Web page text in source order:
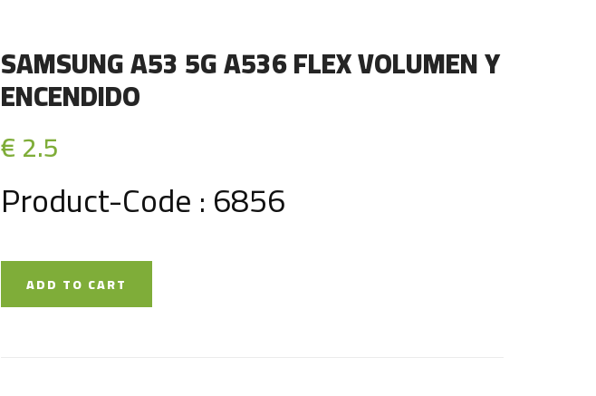
SAMSUNG A53 5G A536 FLEX VOLUMEN Y
ENCENDIDO
€ 2.5
Product-Code : 6856
ADD TO CART